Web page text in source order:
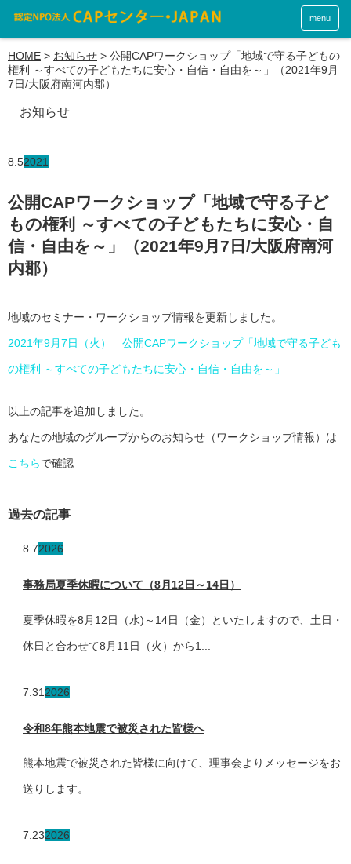
menu
HOME > お知らせ > 公開CAPワークショップ「地域で守る子どもの
権利 ～すべての子どもたちに安心・自信・自由を～」（2021年9月
7日/大阪府南河内郡）
お知らせ
8.52021
公開CAPワークショップ「地域で守る子ど
もの権利 ～すべての子どもたちに安心・自
信・自由を～」（2021年9月7日/大阪府南河
内郡）
地域のセミナー・ワークショップ情報を更新しました。
2021年9月7日（火） 公開CAPワークショップ「地域で守る子ども
の権利 ～すべての子どもたちに安心・自信・自由を～」
以上の記事を追加しました。
あなたの地域のグループからのお知らせ（ワークショップ情報）は
こちらで確認
過去の記事
8.72026
事務局夏季休暇について（8月12日～14日）
夏季休暇を8月12日（水)～14日（金）といたしますので、土日・
休日と合わせて8月11日（火）から1...
7.31 2026
令和8年熊本地震で被災された皆様へ
熊本地震で被災された皆様に向けて、理事会よりメッセージをお
送りします。
7.232026